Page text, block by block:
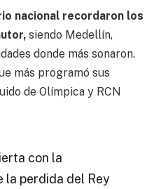
nacional recordaron los
siendo Medellín,
donde más sonaron.
más programó sus
de Olímpica y RCN
con la
la perdida del Rey